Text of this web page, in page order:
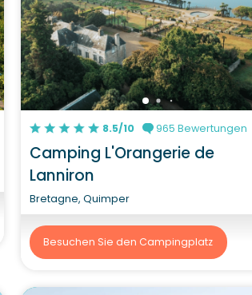
8.5/10 965 Bewertungen
Camping L'Orangerie de
Lanniron
Bretagne, Quimper
Besuchen Sie den Campingplatz